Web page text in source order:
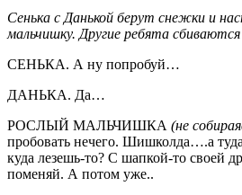
Сенька с Данькой берут снежки и
мальчишку. Другие ребята
СЕНЬКА. А ну попробуй…
ДАНЬКА. Да…
РОСЛЫЙ МАЛЬЧИШКА (не
пробовать нечего. Шишколда….а
куда лезешь-то? С шапкой-то своей
поменяй. А потом уже..